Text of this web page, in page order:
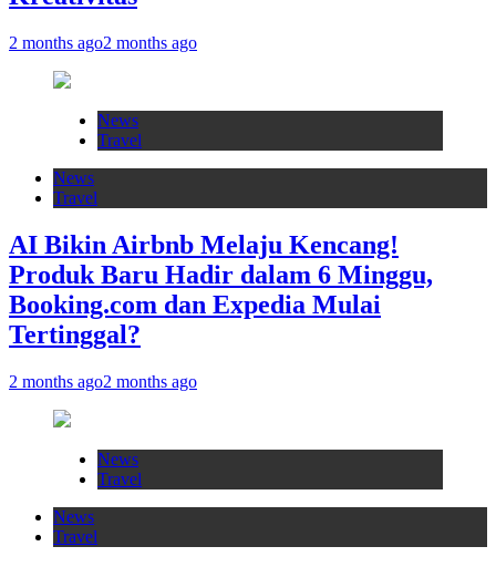
2 months ago2 months ago
News
Travel
News
Travel
AI Bikin Airbnb Melaju Kencang!
Produk Baru Hadir dalam 6 Minggu,
Booking.com dan Expedia Mulai
Tertinggal?
2 months ago2 months ago
News
Travel
News
Travel